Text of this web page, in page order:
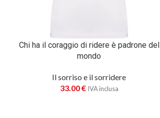
Chi ha il coraggio di ridere è padrone del
mondo
Il sorriso e il sorridere
33.00€ IVA inclusa